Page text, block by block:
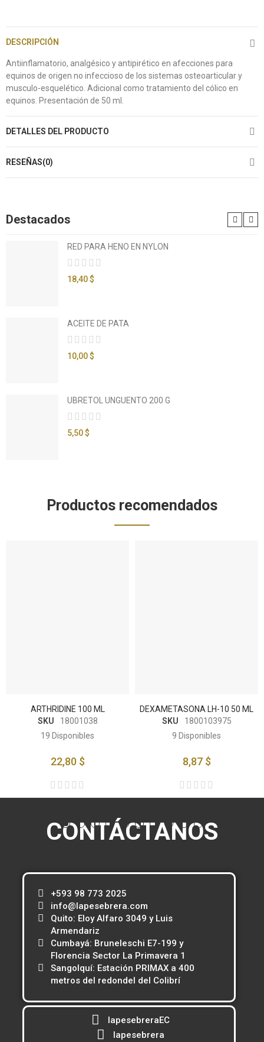
DESCRIPCIÓN
Antiinflamatorio, analgésico y antipirético en afecciones para
equinos de origen no infeccioso de los sistemas osteoarticular y
musculo-esquelético. Adicional como tratamiento del cólico en
equinos. Presentación de 50 ml.
DETALLES DEL PRODUCTO
RESEÑAS(0)
Destacados
RED PARA HENO EN NYLON
18,40 $
ACEITE DE PATA
10,00 $
UBRETOL UNGUENTO 200 G
5,50 $
Productos recomendados
ARTHRIDINE 100 ML
SKU
18001038
19 Disponibles
22,80 $
DEXAMETASONA LH-10 50 ML
SKU
1800103975
9 Disponibles
8,87 $
CONTÁCTANOS
+593 98 773 2025
info@lapesebrera.com
Quito: Eloy Alfaro 3049 y Luis
Armendariz
Cumbayá: Bruneleschi E7-199 y
Florencia Sector La Primavera 1
Sangolquí: Estación PRIMAX a 400
metros del redondel del Colibrí
lapesebreraEC
lapesebrera